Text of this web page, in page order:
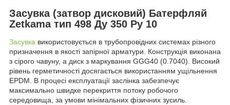
Засувка (затвор дисковий) Батерфляй
Zetkama тип 498 Ду 350 Ру 10
Засувка використовується в трубопровідних системах різного
призначення в якості запірної арматури. Конструкція виконана
з сірого чавуну, а диск з маркування GGG40 (0.7040). Високий
рівень герметичності досягається використанням ущільнення
EPDM. В процесі експлуатації заслінка забезпечує
максимально швидке перекриття потоку робочого
середовища, за умови мінімальних фізичних зусиль.